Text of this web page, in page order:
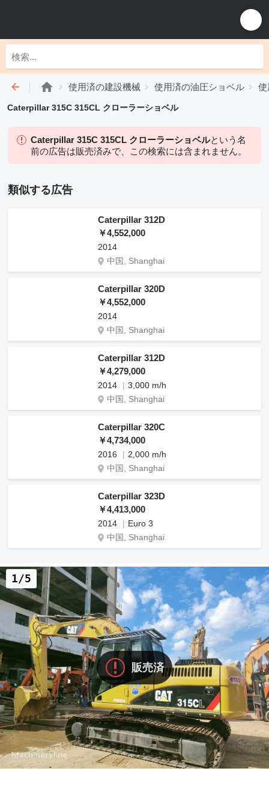
使用済の建設機械 使用済の油圧ショベル 使
Caterpillar 315C 315CL クローラーショベル
Caterpillar 315C 315CL クローラーショベルという名
前の広告は販売済みで、この検索には含まれません。
類似する広告
Caterpillar 312D
￥4,552,000
2014
中国, Shanghai
Caterpillar 320D
￥4,552,000
2014
中国, Shanghai
Caterpillar 312D
￥4,279,000
2014
3,000 m/h
中国, Shanghai
Caterpillar 320C
￥4,734,000
2016
2,000 m/h
中国, Shanghai
Caterpillar 323D
￥4,413,000
2014
Euro 3
中国, Shanghai
販売済
1/5